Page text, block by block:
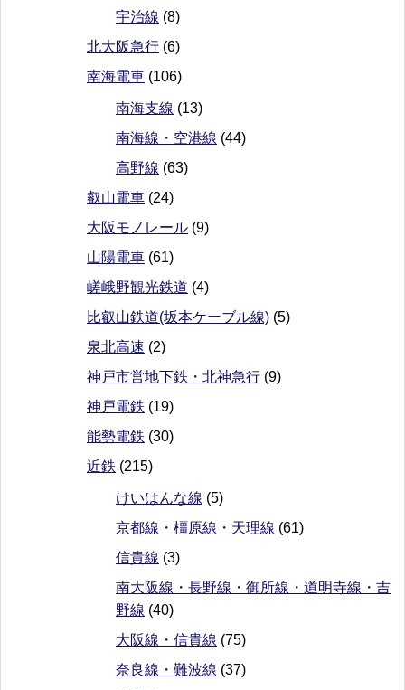
宇治線 (8)
北大阪急行 (6)
南海電車 (106)
南海支線 (13)
南海線・空港線 (44)
高野線 (63)
叡山電車 (24)
大阪モノレール (9)
山陽電車 (61)
嵯峨野観光鉄道 (4)
比叡山鉄道(坂本ケーブル線) (5)
泉北高速 (2)
神戸市営地下鉄・北神急行 (9)
神戸電鉄 (19)
能勢電鉄 (30)
近鉄 (215)
けいはんな線 (5)
京都線・橿原線・天理線 (61)
信貴線 (3)
南大阪線・長野線・御所線・道明寺線・吉
野線 (40)
大阪線・信貴線 (75)
奈良線・難波線 (37)